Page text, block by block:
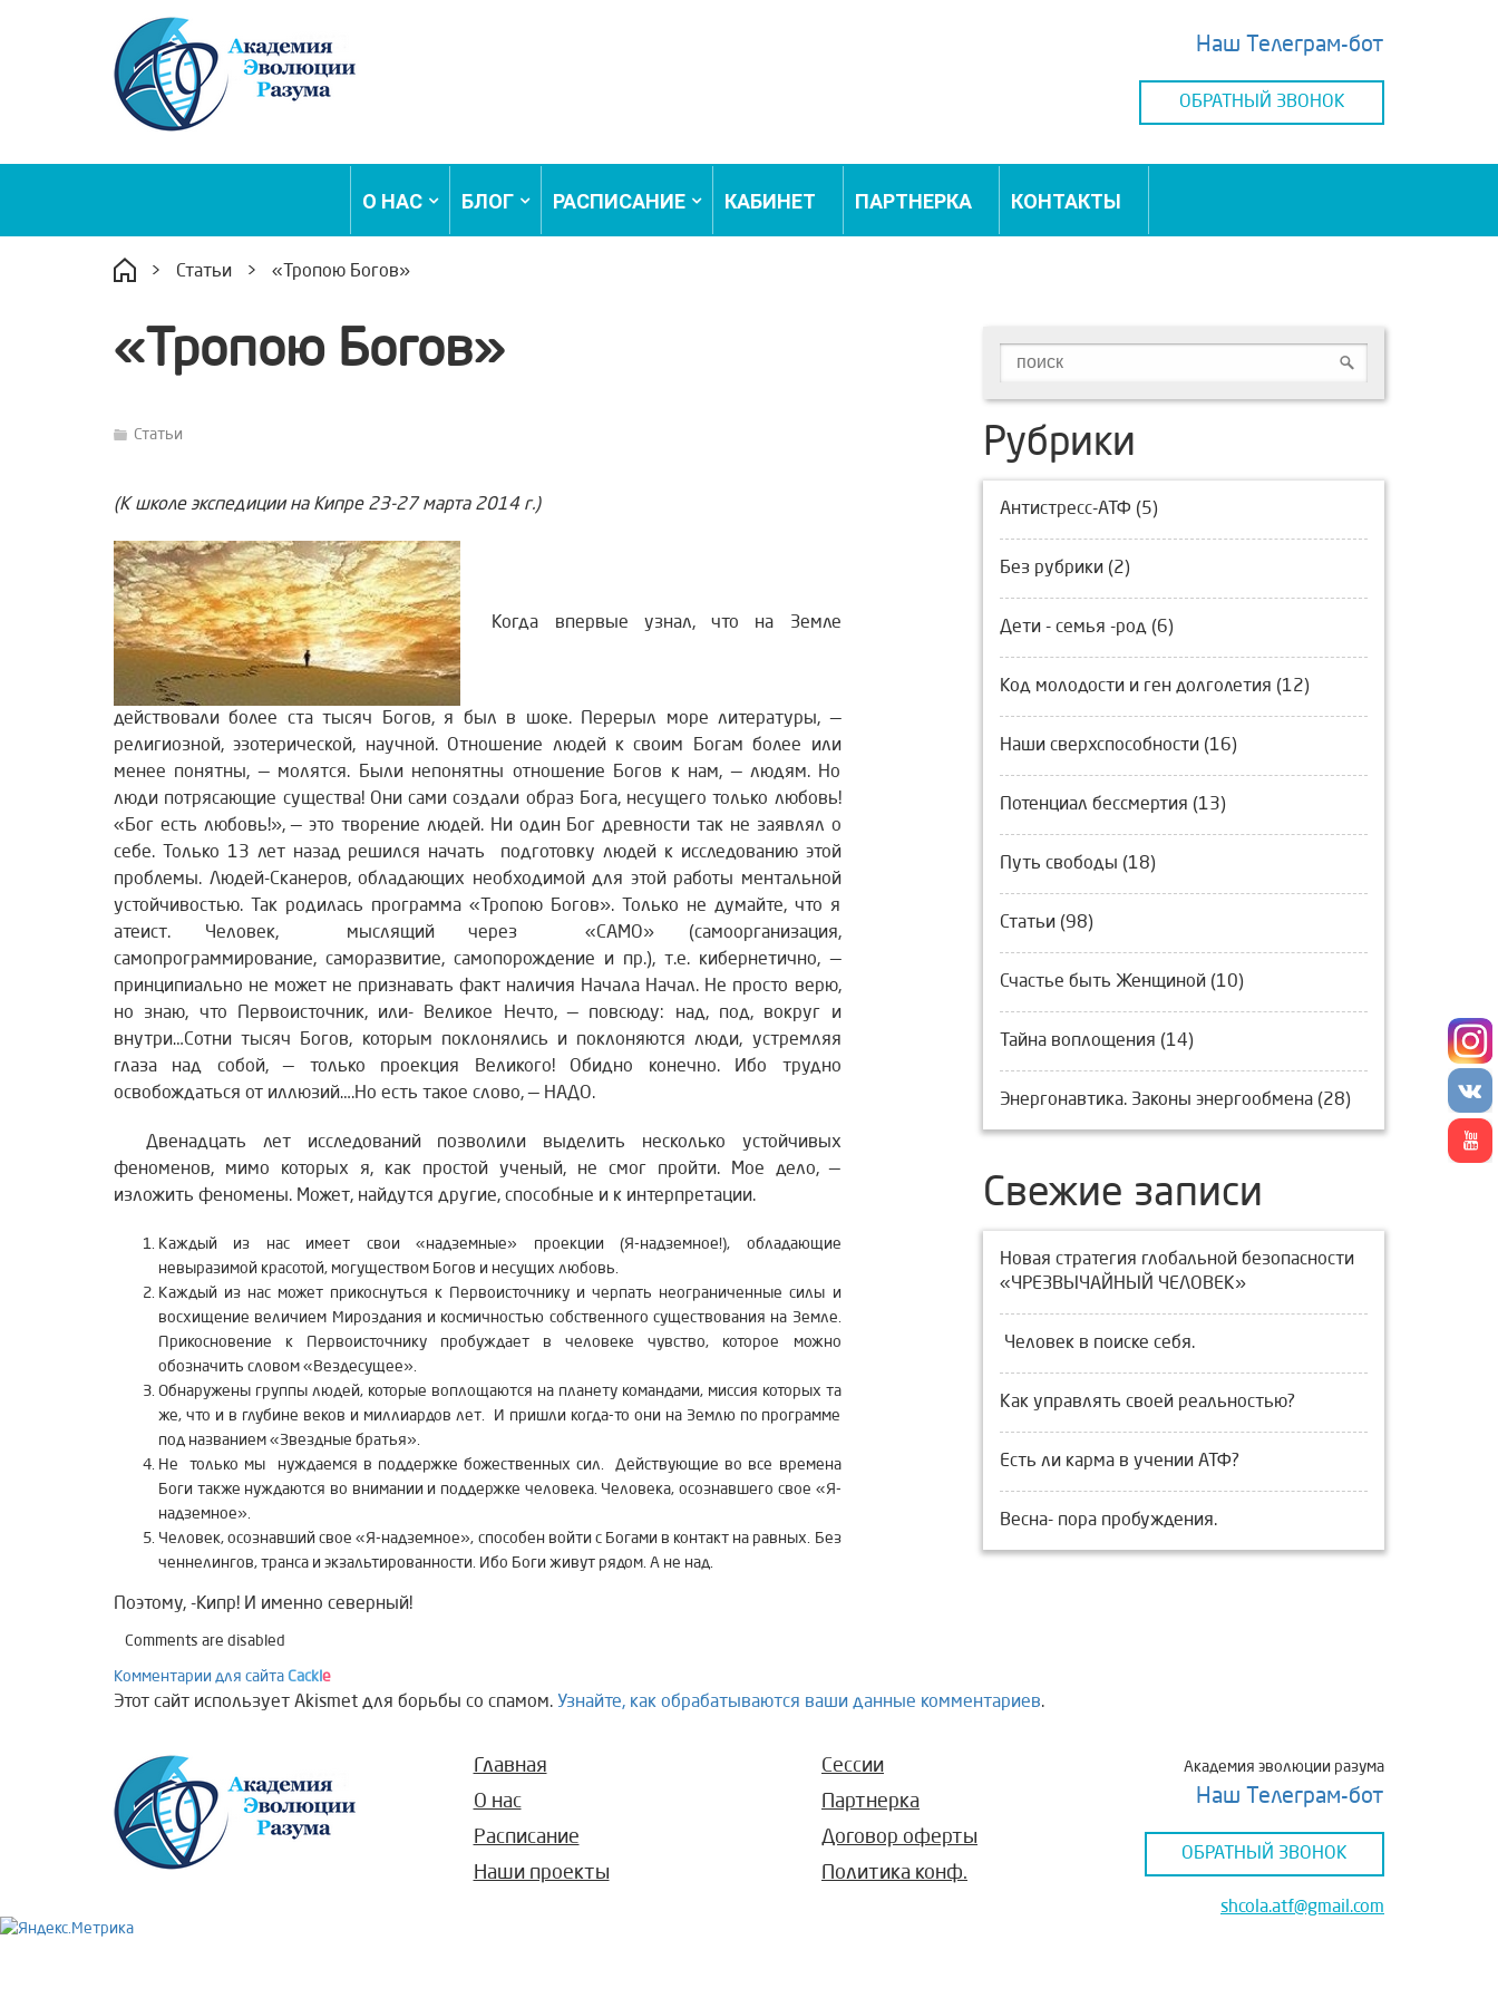
Наш Телеграм-бот
ОБРАТНЫЙ ЗВОНОК
О НАС БЛОГ РАСПИСАНИЕ КАБИНЕТ ПАРТНЕРКА КОНТАКТЫ
> Статьи > «Тропою Богов»
«Тропою Богов»
Статьи
(К школе экспедиции на Кипре 23-27 марта 2014 г.)
Когда впервые узнал, что на Земле
действовали более ста тысяч Богов, я был в шоке. Перерыл море литературы, —
религиозной, эзотерической, научной. Отношение людей к своим Богам более или
менее понятны, — молятся. Были непонятны отношение Богов к нам, — людям. Но
люди потрясающие существа!Они сами создали образ Бога, несущего только любовь!
«Бог есть любовь!», — это творение людей. Ни один Бог древности так не заявлял о
себе. Только 13 лет назад решился начать подготовку людей к исследованию этой
проблемы. Людей-Сканеров, обладающих необходимой для этой работы ментальной
устойчивостью. Так родилась программа «Тропою Богов». Только не думайте, что я
атеист. Человек, мыслящий через «САМО» (самоорганизация,
самопрограммирование, саморазвитие, самопорождение и пр.), т.е. кибернетично, —
принципиально не может не признавать факт наличия Начала Начал. Не просто верю,
но знаю, что Первоисточник, или- Великое Нечто, — повсюду: над, под, вокруг и
внутри…Сотни тысяч Богов, которым поклонялись и поклоняются люди, устремляя
глаза над собой, — только проекция Великого! Обидно конечно. Ибо трудно
освобождаться от иллюзий….Но есть такое слово, — НАДО.
Двенадцать лет исследований позволили выделить несколько устойчивых
феноменов, мимо которых я, как простой ученый, не смог пройти. Мое дело, —
изложить феномены. Может, найдутся другие, способные и к интерпретации.
Каждый из нас имеет свои «надземные» проекции (Я-надземное!), обладающие
невыразимой красотой, могуществом Богов и несущих любовь.
Каждый из нас может прикоснуться к Первоисточнику и черпать неограниченные силы и
восхищение величием Мироздания и космичностью собственного существования на Земле.
Прикосновение к Первоисточнику пробуждает в человеке чувство, которое можно
обозначить словом «Вездесущее».
Обнаружены группы людей, которые воплощаются на планету командами, миссия которых та
же, что и в глубине веков и миллиардов лет. И пришли когда-то они на Землю по программе
под названием «Звездные братья».
Не только мы нуждаемся в поддержке божественных сил. Действующие во все времена
Боги также нуждаются во внимании и поддержке человека. Человека, осознавшего свое «Я-
надземное».
Человек, осознавший свое «Я-надземное», способен войти с Богами в контакт на равных. Без
ченнелингов, транса и экзальтированности. Ибо Боги живут рядом. А не над.
Поэтому, -Кипр! И именно северный!
Рубрики
Антистресс-АТФ (5)
Без рубрики (2)
Дети - семья -род (6)
Код молодости и ген долголетия (12)
Наши сверхспособности (16)
Потенциал бессмертия (13)
Путь свободы (18)
Статьи (98)
Счастье быть Женщиной (10)
Тайна воплощения (14)
Энергонавтика. Законы энергообмена (28)
Свежие записи
Новая стратегия глобальной безопасности
«ЧРЕЗВЫЧАЙНЫЙ ЧЕЛОВЕК»
Человек в поиске себя.
Как управлять своей реальностью?
Есть ли карма в учении АТФ?
Весна- пора пробуждения.
Comments are disabled
Комментарии для сайта Cackl e
Этот сайт использует Akismet для борьбы со спамом. Узнайте, как обрабатываются ваши данные комментариев.
Главная
О нас
Расписание
Наши проекты
Сессии
Партнерка
Договор оферты
Политика конф.
Академия эволюции разума
Наш Телеграм-бот
ОБРАТНЫЙ ЗВОНОК
shcolа.atf@gmail.com